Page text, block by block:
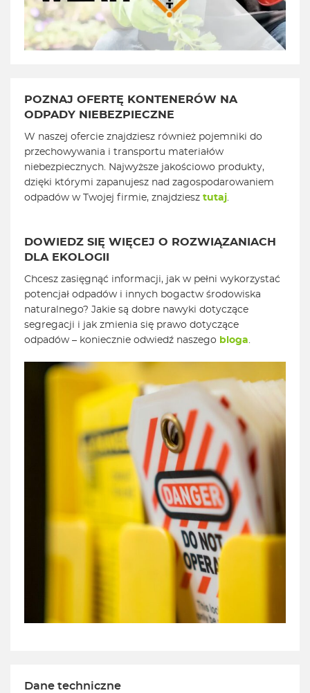
POZNAJ OFERTĘ KONTENERÓW NA
ODPADY NIEBEZPIECZNE
W naszej ofercie znajdziesz również pojemniki do
przechowywania i transportu materiałów
niebezpiecznych. Najwyższe jakościowo produkty,
dzięki którymi zapanujesz nad zagospodarowaniem
odpadów w Twojej firmie, znajdziesz tutaj.
DOWIEDZ SIĘ WIĘCEJ O ROZWIĄZANIACH
DLA EKOLOGII
Chcesz zasięgnąć informacji, jak w pełni wykorzystać
potencjał odpadów i innych bogactw środowiska
naturalnego? Jakie są dobre nawyki dotyczące
segregacji i jak zmienia się prawo dotyczące
odpadów – koniecznie odwiedź naszego bloga.
Dane techniczne